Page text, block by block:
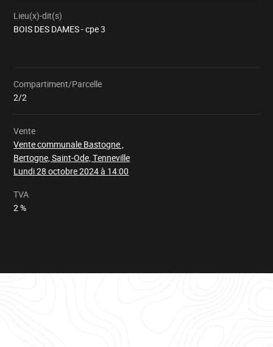
Lieu(x)-dit(s)
BOIS DES DAMES - cpe 3
Compartiment/Parcelle
2/2
Vente
Vente communale Bastogne ,
Bertogne, Saint-Ode, Tenneville
Lundi 28 octobre 2024 à 14:00
Chargement
TVA
2 %